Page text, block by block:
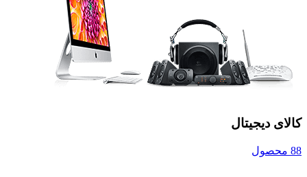
کالای دیجیتال
88 محصول